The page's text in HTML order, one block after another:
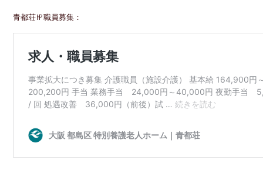
青都荘㏋職員募集：